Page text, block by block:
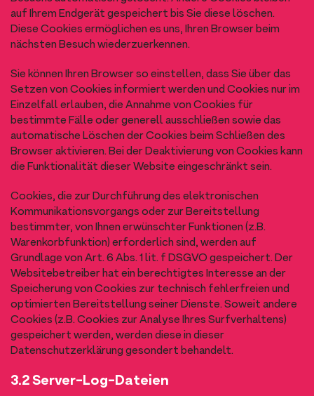
auf Ihrem Endgerät gespeichert bis Sie diese löschen.
Diese Cookies ermöglichen es uns, Ihren Browser beim
nächsten Besuch wiederzuerkennen.
Sie können Ihren Browser so einstellen, dass Sie über das
Setzen von Cookies informiert werden und Cookies nur im
Einzelfall erlauben, die Annahme von Cookies für
bestimmte Fälle oder generell ausschließen sowie das
automatische Löschen der Cookies beim Schließen des
Browser aktivieren. Bei der Deaktivierung von Cookies kann
die Funktionalität dieser Website eingeschränkt sein.
Cookies, die zur Durchführung des elektronischen
Kommunikationsvorgangs oder zur Bereitstellung
bestimmter, von Ihnen erwünschter Funktionen (z.B.
Warenkorbfunktion) erforderlich sind, werden auf
Grundlage von Art. 6 Abs. 1 lit. f DSGVO gespeichert. Der
Websitebetreiber hat ein berechtigtes Interesse an der
Speicherung von Cookies zur technisch fehlerfreien und
optimierten Bereitstellung seiner Dienste. Soweit andere
Cookies (z.B. Cookies zur Analyse Ihres Surfverhaltens)
gespeichert werden, werden diese in dieser
Datenschutzerklärung gesondert behandelt.
3.2 Server-Log-Dateien